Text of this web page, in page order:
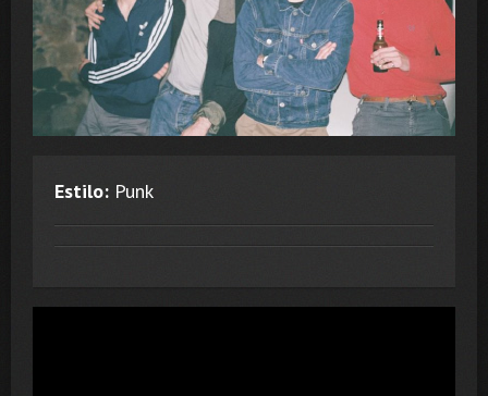
Estilo: Punk